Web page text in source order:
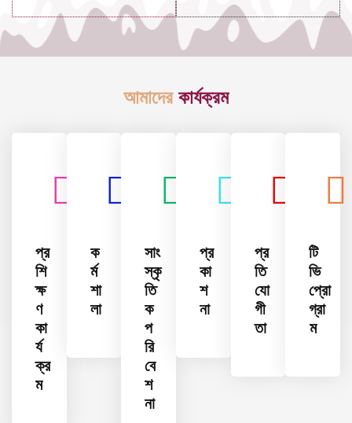
আমাদের কার্যক্রম
প্র
শি
ক্ষ
ণ
কা
র্য
ক্র
ম
ক
র্ম
শা
লা
সাং
স্কৃ
তি
ক
প
রি
বে
শ
না
প্র
কা
শ
না
প্র
তি
যো
গী
তা
টি
ভি
প্রো
গ্রা
ম